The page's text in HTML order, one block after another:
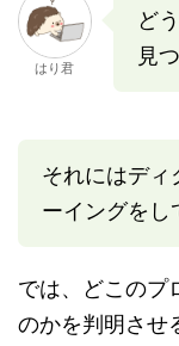
はり君
ど
見
それにはディ
ーイングをし
では、どこのプ
のかを判明させ